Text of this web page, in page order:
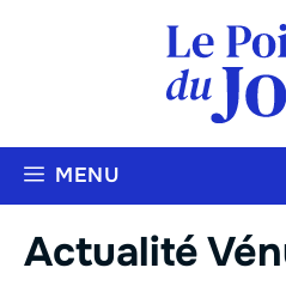
MENU
Actualité